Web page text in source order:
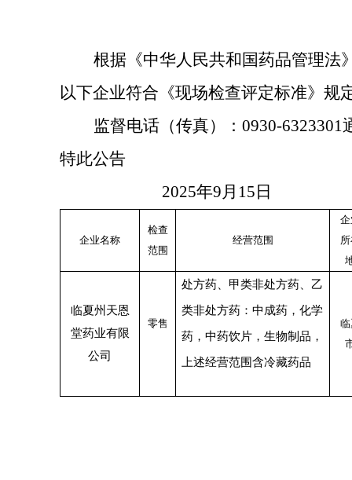
根据《中华人民共和国药品管理法
以下企业符合《现场检查评定标准》规
监督电话（传真）： 0930-
特此公告
2025年9月 15 日
企业名称
检查
范围
经营范围
临夏州天恩
堂药业有限
公司
零售
处方药、甲类非处方药、乙
类非处方药：中成药，化学
药，中药饮片，生物制品，
上述经营范围含冷藏药品